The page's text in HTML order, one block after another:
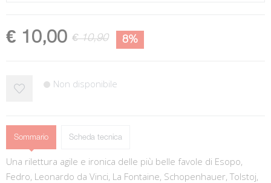
€ 10,00 € 10,90 8%
Non disponibile
Sommario Scheda tecnica
Una rilettura agile e ironica delle più belle favole di Esopo,
Fedro, Leonardo da Vinci, La Fontaine, Schopenhauer, Tolstoj,